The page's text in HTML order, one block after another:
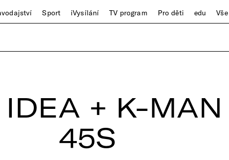
Sport iVysílání TV program Pro děti edu
IDEA + K-
45S